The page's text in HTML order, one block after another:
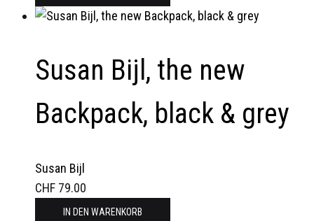
Susan Bijl, the new
Backpack, black & grey
Susan Bijl
CHF 79.00
IN DEN WARENKORB